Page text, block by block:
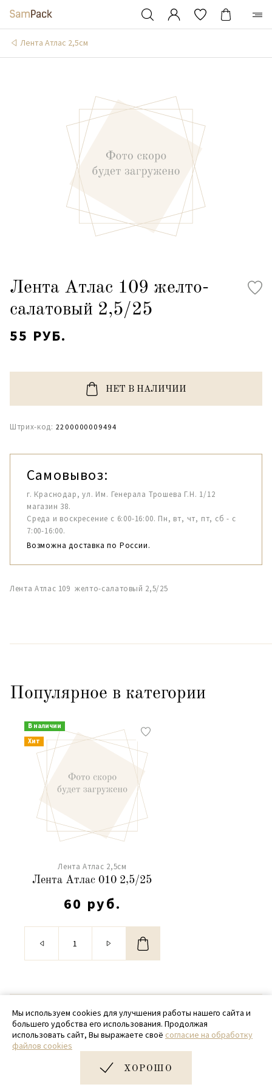
Лента Атлас 2,5см
Лента Атлас 109 желто-
салатовый 2,5/25
55 РУБ.
НЕТ В НАЛИЧИИ
Штрих-код: 2200000009494
Самовывоз:
г. Краснодар, ул. Им. Генерала Трошева Г.Н. 1/12
магазин 38.
Среда и воскресение с 6:00-16:00. Пн, вт, чт, пт, сб - с
7:00-16:00.
Возможна доставка по России.
Лента Атлас 109 желто-салатовый 2,5/25
Популярное в категории
В наличии
Хит
Лента Атлас 2,5см
Лента Атлас 010 2,5/25
60 руб.
© 2020 - 2026 SamPack
+ 7 (918) 699-97-87
zakaz@sampack.store
Дизайн и разработка сайта
Мы используем cookies для улучшения работы нашего сайта и
большего удобства его использования. Продолжая
использовать сайт, Вы выражаете своё согласие на обработку
файлов cookies
ХОРОШО